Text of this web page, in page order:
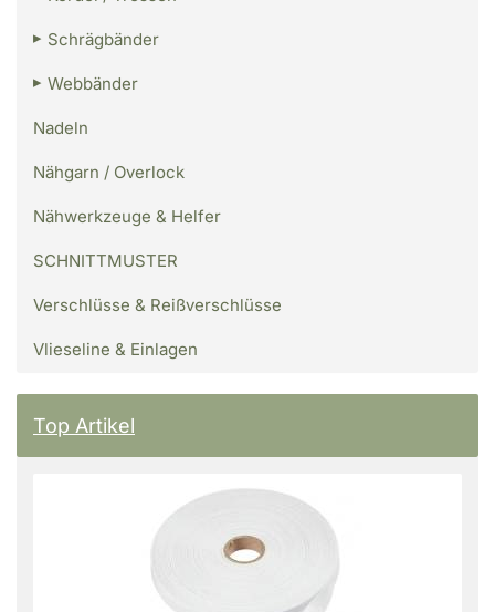
Schrägbänder
Webbänder
Nadeln
Nähgarn / Overlock
Nähwerkzeuge & Helfer
SCHNITTMUSTER
Verschlüsse & Reißverschlüsse
Vlieseline & Einlagen
Top Artikel